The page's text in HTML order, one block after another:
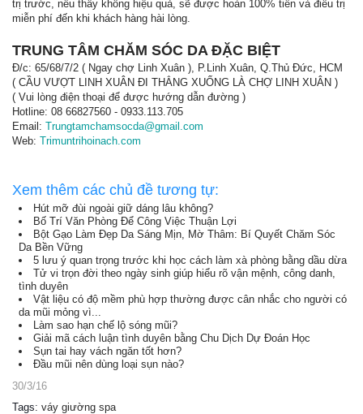
trị trước, nếu thấy không hiệu quả, sẽ được hoàn 100% tiền và điều trị
miễn phí đến khi khách hàng hài lòng.
TRUNG TÂM CHĂM SÓC DA ĐẶC BIỆT
Đ/c: 65/68/7/2 ( Ngay chợ Linh Xuân ), P.Linh Xuân, Q.Thủ Đức, HCM
( CẦU VƯỢT LINH XUÂN ĐI THẲNG XUỐNG LÀ CHỢ LINH XUÂN )
( Vui lòng điện thoại để được hướng dẫn đường )
Hotline: 08 66827560 - 0933.113.705
Email: Trungtamchamsocda@gmail.com
Web: Trimuntrihoinach.com
Xem thêm các chủ đề tương tự:
Hút mỡ đùi ngoài giữ dáng lâu không?
Bố Trí Văn Phòng Để Công Việc Thuận Lợi
Bột Gạo Làm Đẹp Da Sáng Mịn, Mờ Thâm: Bí Quyết Chăm Sóc
Da Bền Vững
5 lưu ý quan trọng trước khi học cách làm xà phòng bằng dầu dừa
Tử vi trọn đời theo ngày sinh giúp hiểu rõ vận mệnh, công danh,
tình duyên
Vật liệu có độ mềm phù hợp thường được cân nhắc cho người có
da mũi mỏng vì...
Làm sao hạn chế lộ sóng mũi?
Giải mã cách luận tình duyên bằng Chu Dịch Dự Đoán Học
Sụn tai hay vách ngăn tốt hơn?
Đầu mũi nên dùng loại sụn nào?
30/3/16
Tags: váy giường spa